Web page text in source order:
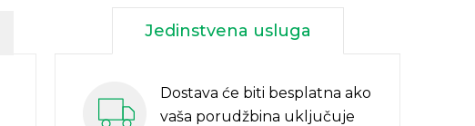
Jedinstvena usluga
Dostava će biti besplatna ako
vaša porudžbina uključuje